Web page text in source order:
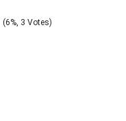
(6%, 3 Votes)